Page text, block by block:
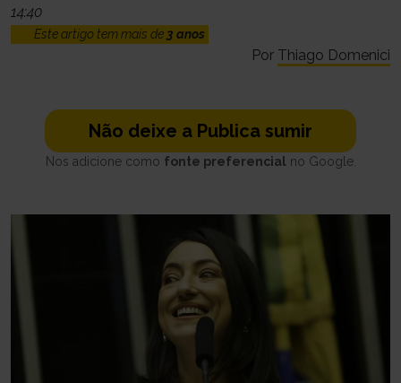
14:40
Este artigo tem mais de 3 anos
Por Thiago Domenici
Não deixe a Publica sumir
Nos adicione como fonte preferencial no Google.